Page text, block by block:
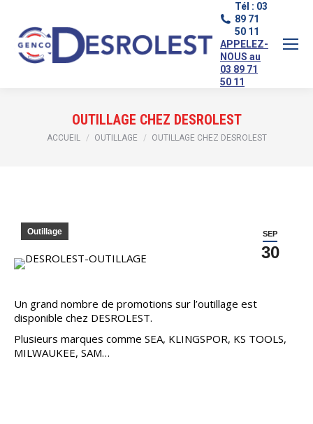
Tél : 03
89 71
50 11
APPELEZ-
NOUS au
03 89 71
50 11
OUTILLAGE CHEZ DESROLEST
Vous êtes ici :
ACCUEIL OUTILLAGE OUTILLAGE CHEZ DESROLEST
SEP
30
Outillage
Un grand nombre de promotions sur l’outillage est
disponible chez DESROLEST.
Plusieurs marques comme SEA, KLINGSPOR, KS TOOLS,
MILWAUKEE, SAM…